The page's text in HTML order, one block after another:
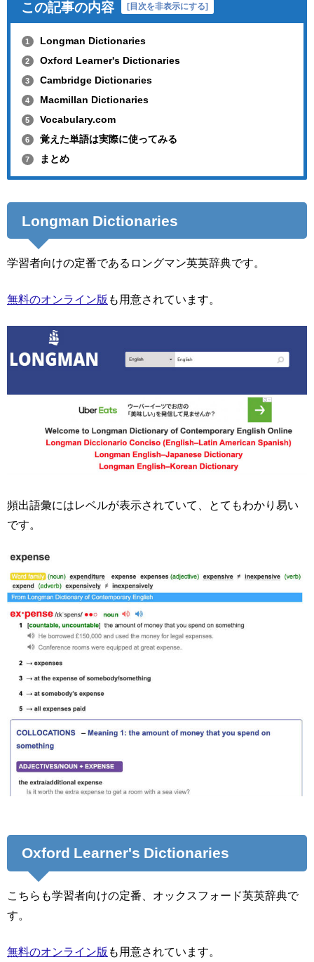
この記事の内容 [ 目次を非表示にする]
1 Longman Dictionaries
2 Oxford Learner's Dictionaries
3 Cambridge Dictionaries
4 Macmillan Dictionaries
5 Vocabulary.com
6 覚えた単語は実際に使ってみる
7 まとめ
Longman Dictionaries
学習者向けの定番であるロングマン英英辞典です。
無料のオンライン版 も用意されています。
頻出語彙にはレベルが表示されていて、とてもわかり易い
です。
Oxford Learner's Dictionaries
こちらも学習者向けの定番、オックスフォード英英辞典で
す。
無料のオンライン版 も用意されています。